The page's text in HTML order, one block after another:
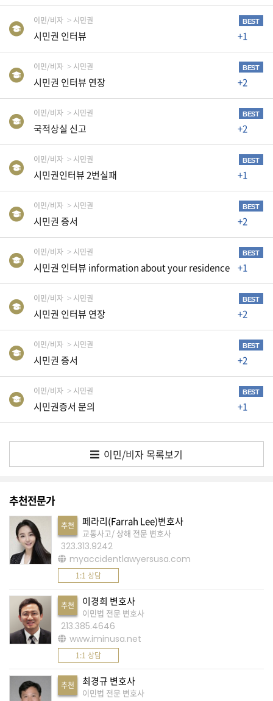
서
스
문
가
칼
럼
생
활
TIP
질
하
공
항
A
국
용
수
칙
안
내
인
바
랍
다
.
이민/비자 시민권 BEST
시민권 인터뷰 +1
이민/비자 시민권 BEST
시민권 인터뷰 연장 +2
이민/비자 시민권 BEST
국적상실 신고 +2
이민/비자 시민권 BEST
시민권인터뷰 2번실패 +1
이민/비자 시민권 BEST
시민권 증서 +2
이민/비자 시민권 BEST
시민권 인터뷰 information about your residence +1
이민/비자 시민권 BEST
시민권 인터뷰 연장 +2
이민/비자 시민권 BEST
시민권 증서 +2
이민/비자 시민권 BEST
시민권증서 문의 +1
이민/비자 목록보기
추천전문가
추천 페라리(Farrah Lee)변호사
교통사고/ 상해 전문 변호사
323.313.9242
myaccidentlawyersusa.com
1:1 상담
추천 이경희 변호사
이민법 전문 변호사
213.385.4646
www.iminusa.net
1:1 상담
추천 최경규 변호사
이민법 전문 변호사